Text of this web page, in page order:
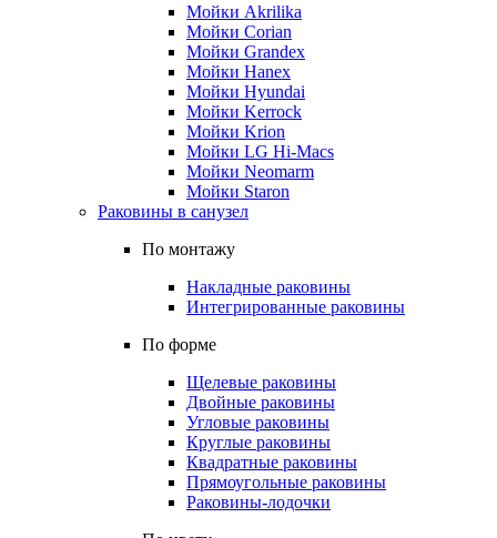
Мойки Akrilika
Мойки Corian
Мойки Grandex
Мойки Hanex
Мойки Hyundai
Мойки Kerrock
Мойки Krion
Мойки LG Hi-Macs
Мойки Neomarm
Мойки Staron
Раковины в санузел
По монтажу
Накладные раковины
Интегрированные раковины
По форме
Щелевые раковины
Двойные раковины
Угловые раковины
Круглые раковины
Квадратные раковины
Прямоугольные раковины
Раковины-лодочки